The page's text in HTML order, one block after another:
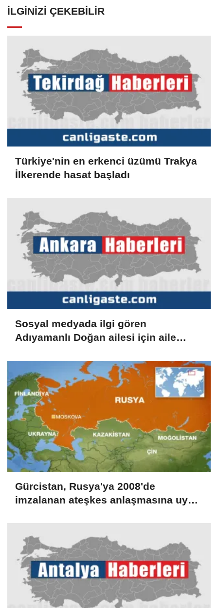
İLGINIZI ÇEKEBILIR
Türkiye'nin en erkenci üzümü Trakya
İlkerende hasat başladı
Sosyal medyada ilgi gören
Adıyamanlı Doğan ailesi için aile
Gürcistan, Rusya'ya 2008'de
imzalanan ateşkes anlaşmasına uyma